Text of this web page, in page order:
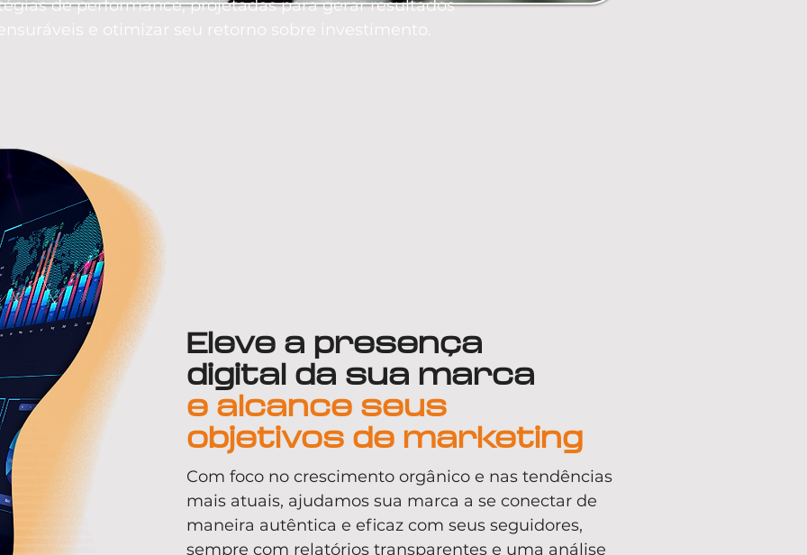
de performance, projetadas para gerar resultados
e otimizar seu retorno sobre investimento.
Eleve a presença
digital da sua marca
e alcance seus
objetivos de marketing
Com foco no crescimento orgânico e nas tendências
mais atuais, ajudamos sua marca a se conectar de
maneira autêntica e eficaz com seus seguidores,
sempre com relatórios transparentes e uma análise